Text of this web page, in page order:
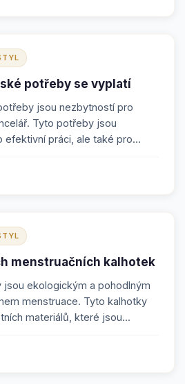
potřeby se vyplatí
jsou nezbytností pro
Tyto potřeby jsou
práci, ale také pro...
menstruačních kalhotek
jsou ekologickým a pohodlným
menstruace. Tyto kalhotky
materiálů, které jsou...